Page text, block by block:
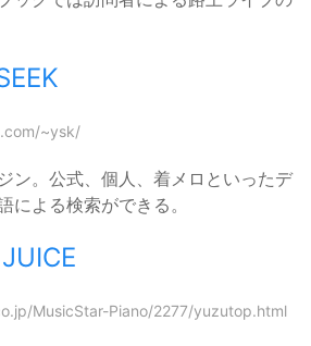
~ysk/
ン。公式、個人、着メロといったデ
による検索ができる。
MusicStar-Piano/2277/yuzutop.html